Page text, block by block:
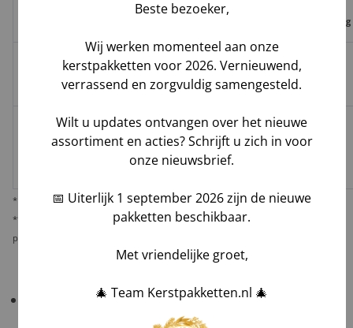
Trace leverdatum
vermissing
Groenbezorgen
/ DHL
✅ ❌ ❌
Melis Logistics /
Logistiek
✅ ✅* ✅
* Behoudens overmacht calamiteiten.
** De verantwoordelijkheid op dit risico als gevolg van uw keuze voor reguliere
pakketbezorging rust bij u als opdrachtgever.
Controleer uw bestelling bij levering
in het bijzijn van de chauffeur
Beste bezoeker,
Wij werken momenteel aan onze
kerstpakketten voor 2026. Vernieuwend,
verrassend en zorgvuldig samengesteld.
Wilt u updates ontvangen over het nieuwe
assortiment en acties? Schrijft u zich in voor
onze nieuwsbrief.
📅 Uiterlijk 1 september 2026 zijn de nieuwe
pakketten beschikbaar.
Met vriendelijke groet,
🎄 Team Kerstpakketten.nl 🎄